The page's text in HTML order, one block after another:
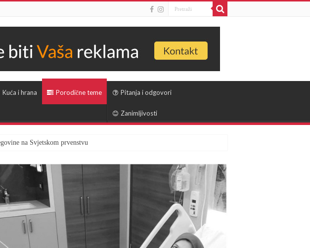
Kuća i hrana Porodične teme Pitanja i odgovori
Zanimljivosti
na Svjetskom prvenstvu